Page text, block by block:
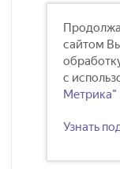
сайтом
с
Метрика"
Узнать